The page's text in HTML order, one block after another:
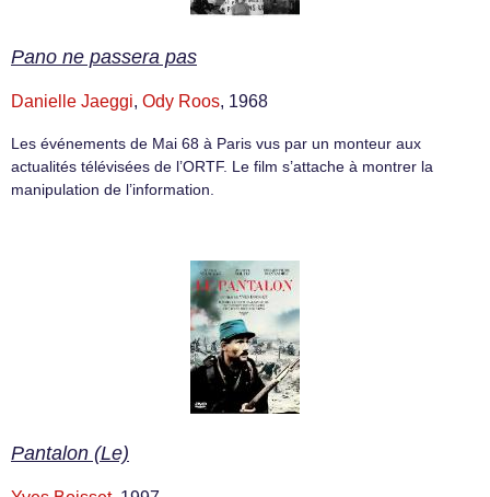
Pano ne passera pas
Danielle Jaeggi, Ody Roos, 1968
Les événements de Mai 68 à Paris vus par un monteur aux
actualités télévisées de l’ORTF. Le film s’attache à montrer la
manipulation de l’information.
Pantalon (Le)